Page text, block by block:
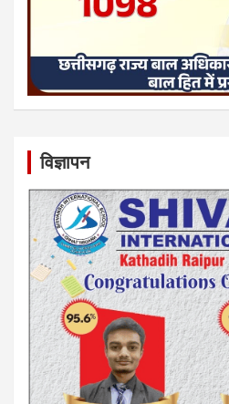
विज्ञापन